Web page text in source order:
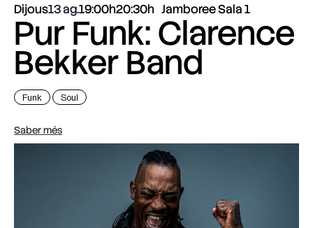
Dijous13 ag.19:00h20:30h Jamboree Sala 1
Pur Funk: Clarence
Bekker Band
Funk Soul
Saber més